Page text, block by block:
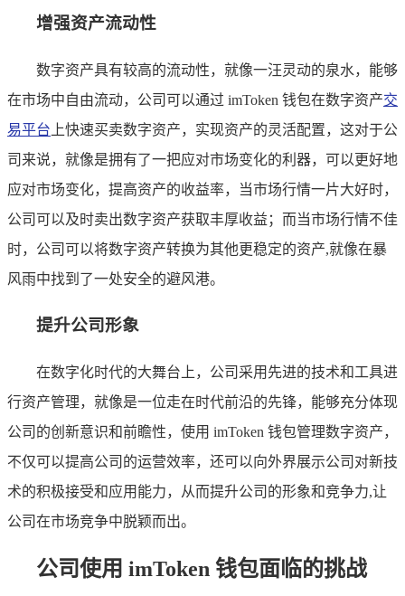
增强资产流动性
数字资产具有较高的流动性，就像一汪灵动的泉水，能够
在市场中自由流动，公司可以通过 imToken 钱包在数字资产交
易平台 上快速买卖数字资产，实现资产的灵活配置，这对于公
司来说，就像是拥有了一把应对市场变化的利器，可以更好地
应对市场变化，提高资产的收益率，当市场行情一片大好时，
公司可以及时卖出数字资产获取丰厚收益；而当市场行情不佳
时，公司可以将数字资产转换为其他更稳定的资产,就像在暴
风雨中找到了一处安全的避风港。
提升公司形象
在数字化时代的大舞台上，公司采用先进的技术和工具进
行资产管理，就像是一位走在时代前沿的先锋，能够充分体现
公司的创新意识和前瞻性，使用 imToken 钱包管理数字资产，
不仅可以提高公司的运营效率，还可以向外界展示公司对新技
术的积极接受和应用能力，从而提升公司的形象和竞争力,让
公司在市场竞争中脱颖而出。
公司使用 imToken 钱包面临的挑战